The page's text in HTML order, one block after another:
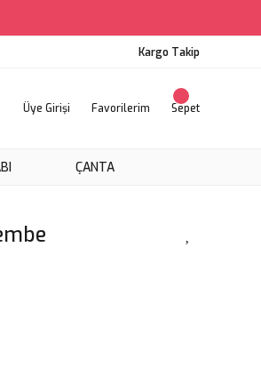
Kargo Takip
Üye Girişi Favorilerim Sepet
ÇANTA